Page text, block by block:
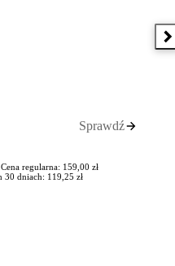
Sprawdź
Cena regularna: 159,00 zł
30 dniach: 119,25 zł